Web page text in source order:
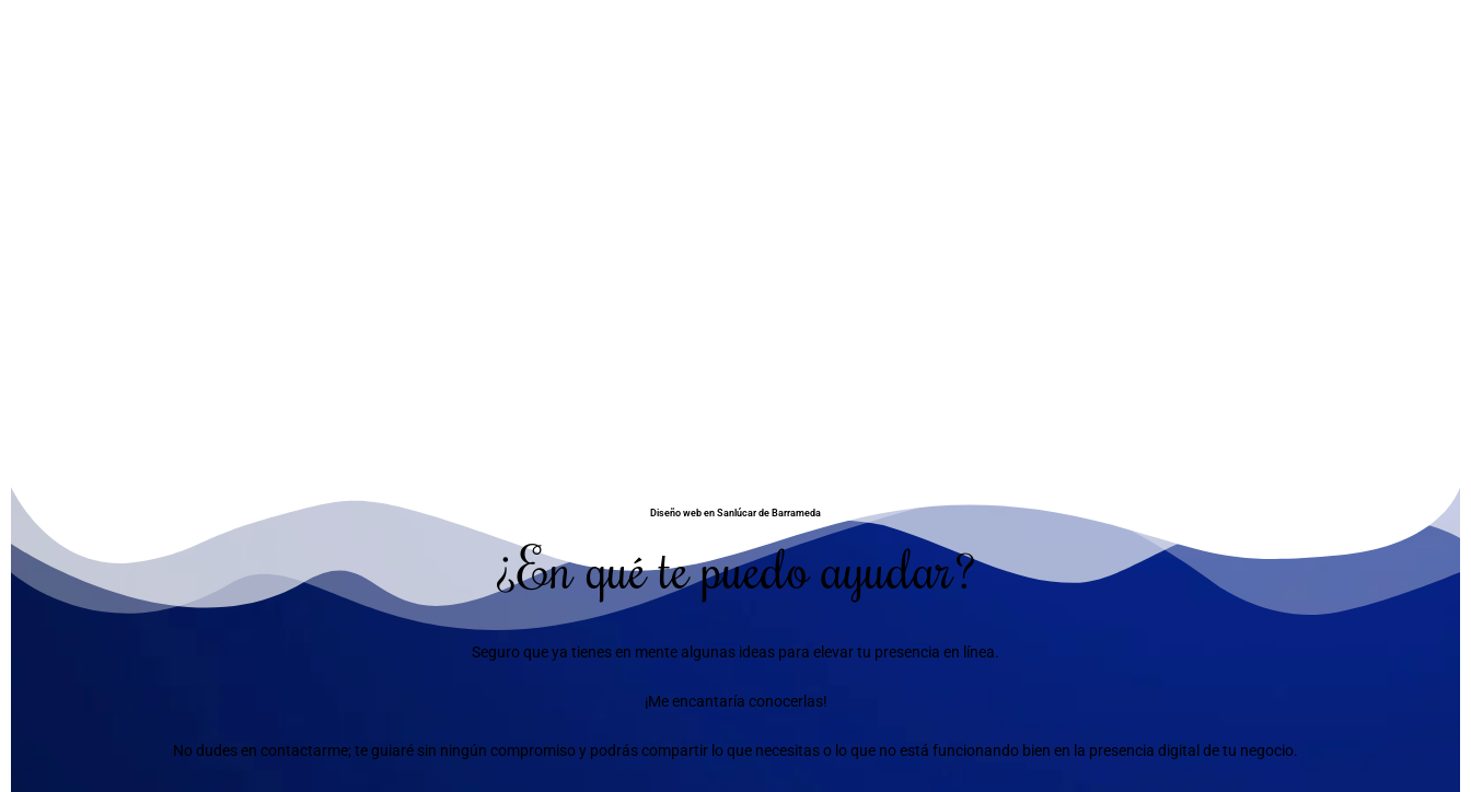
Diseño web en Sanlúcar de Barrameda
¿En qué te puedo ayudar?
Seguro que ya tienes en mente algunas ideas para elevar tu presencia en línea.
¡Me encantaría conocerlas!
No dudes en contactarme; te guiaré sin ningún compromiso y podrás compartir lo que necesitas o lo que no está funcionando bien en la presencia digital de tu negocio.